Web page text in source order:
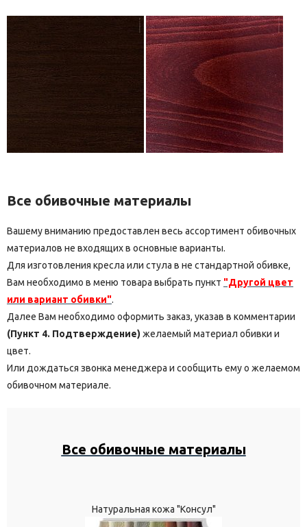
Все обивочные материалы
Вашему вниманию предоставлен весь ассортимент обивочных
материалов не входящих в основные варианты.
Для изготовления кресла или стула в не стандартной обивке,
Вам необходимо в меню товара выбрать пункт "Другой цвет
или вариант обивки".
Далее Вам необходимо оформить заказ, указав в комментарии
(Пункт 4. Подтверждение) желаемый материал обивки и
цвет.
Или дождаться звонка менеджера и сообщить ему о желаемом
обивочном материале.
Все обивочные материалы
Натуральная кожа "Консул"